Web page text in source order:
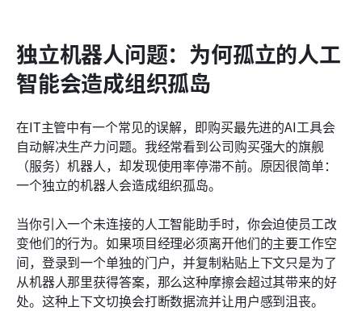
独立机器人问题：为何孤立的人工
智能会造成组织孤岛
在IT主管中有一个常见的误解，即购买最先进的AI工具会
自动解决生产力问题。我经常看到公司购买强大的旗舰
（服务）机器人，却发现使用率停滞不前。原因很简单：
一个独立的机器人会造成组织孤岛。
当你引入一个未连接的人工智能助手时，你会迫使员工改
变他们的行为。如果项目经理必须离开他们的主要工作空
间，登录到一个单独的门户，并复制粘贴上下文只是为了
从机器人那里获得答案，那么这种摩擦会超过其带来的好
处。这种上下文切换会打断数据流并让用户感到沮丧。